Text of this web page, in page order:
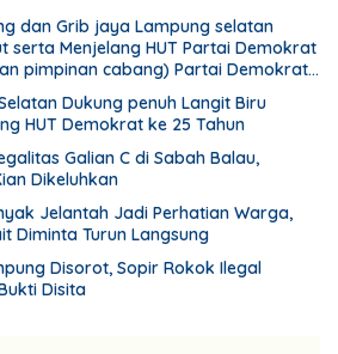
dan Grib jaya Lampung selatan
serta Menjelang HUT Partai Demokrat
pimpinan cabang) Partai Demokrat
aksi bersih-bersih pantai dan
Dukung penuh Langit Biru
HUT Demokrat ke 25 Tahun
Galian C di Sabah Balau,
Dikeluhkan
Jelantah Jadi Perhatian Warga,
Diminta Turun Langsung
Disorot, Sopir Rokok Ilegal
Disita